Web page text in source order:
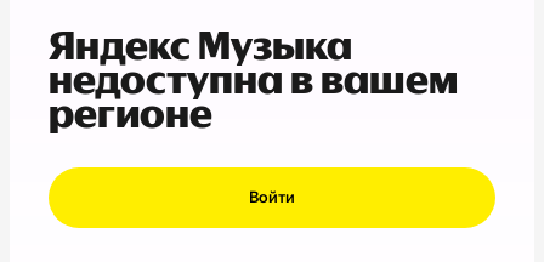
Яндекс Музыка
недоступна в вашем
регионе
Войти